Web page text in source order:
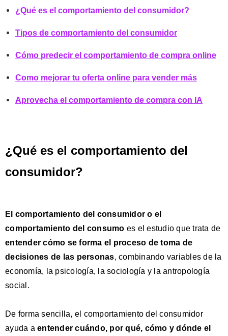
¿Qué es el comportamiento del consumidor?
Tipos de comportamiento del consumidor
Cómo predecir el comportamiento de compra online
Como mejorar tu oferta online para vender más
Aprovecha el comportamiento de compra con IA
¿Qué es el comportamiento del
consumidor?
El comportamiento del consumidor o el
comportamiento del consumo es el estudio que trata de
entender cómo se forma el proceso de toma de
decisiones de las personas, combinando variables de la
economía, la psicología, la sociología y la antropología
social.
De forma sencilla, el comportamiento del consumidor
ayuda a entender cuándo, por qué, cómo y dónde el